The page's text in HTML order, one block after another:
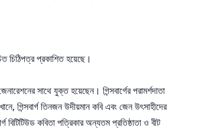
চিঠিপত্র প্রকাশিত হয়েছে।
সাথে যুক্ত হয়েছেন। গিন্সবার্গের পরামর্শদাতা
গিন্সবার্গ তিনজন উদীয়মান কবি এবং জেন উৎসাহীদের
কবিতা পত্রিকার অন্যতম প্রতিষ্ঠাতা ও বীট